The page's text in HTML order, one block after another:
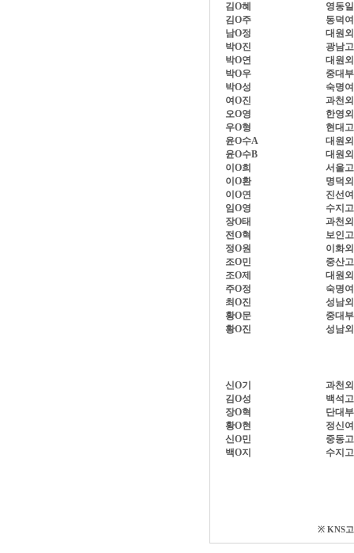
김O혜
영동
김O주
동덕
남O정
대원
박O진
광남고
박O연
대원
박O우
중대
박O성
숙명
여O진
과천
오O영
한영
우O형
현대고
윤O수A
대원
윤O수B
대원
이O희
서울고
이O환
명덕
이O연
진선
임O영
수지고
장O태
과천
전O혁
보인고
정O원
이화
조O민
중산고
조O제
대원
주O정
숙명
최O진
성남
황O문
중대
황O진
성남
신O기
과천
김O성
백석고
장O혁
단대
황O현
정신
신O민
중동고
백O지
수지고
※ KNS고